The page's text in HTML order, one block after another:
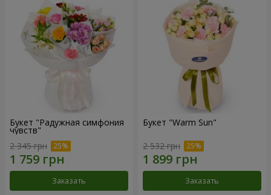
Букет "Радужная симфония
чувств"
2 345 грн
Заказать
Букет "Warm Sun"
2 532 грн
Заказать